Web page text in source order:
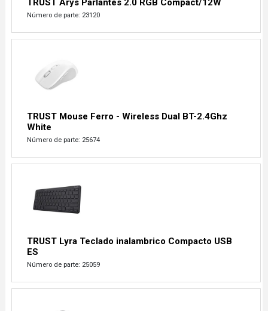
TRUST Arys Parlantes 2.0 RGB Compact/12W
Número de parte: 23120
TRUST Mouse Ferro - Wireless Dual BT-2.4Ghz
White
Número de parte: 25674
TRUST Lyra Teclado inalambrico Compacto USB
ES
Número de parte: 25059